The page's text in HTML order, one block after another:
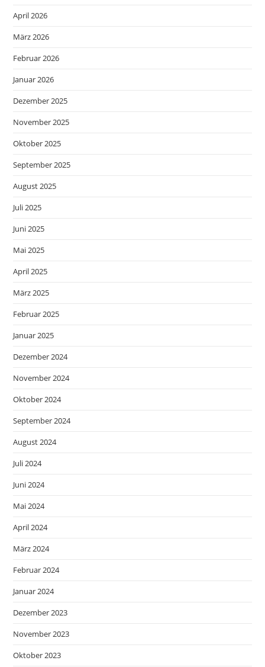
April 2026
März 2026
Februar 2026
Januar 2026
Dezember 2025
November 2025
Oktober 2025
September 2025
August 2025
Juli 2025
Juni 2025
Mai 2025
April 2025
März 2025
Februar 2025
Januar 2025
Dezember 2024
November 2024
Oktober 2024
September 2024
August 2024
Juli 2024
Juni 2024
Mai 2024
April 2024
März 2024
Februar 2024
Januar 2024
Dezember 2023
November 2023
Oktober 2023